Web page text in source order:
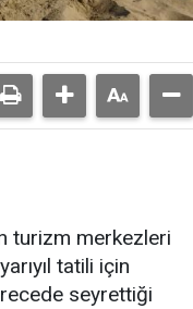
turizm merkezleri
tatili için
seyrettiği